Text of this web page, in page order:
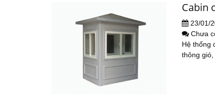
Cabin
23/01/
Chưa
Hệ thống
thông